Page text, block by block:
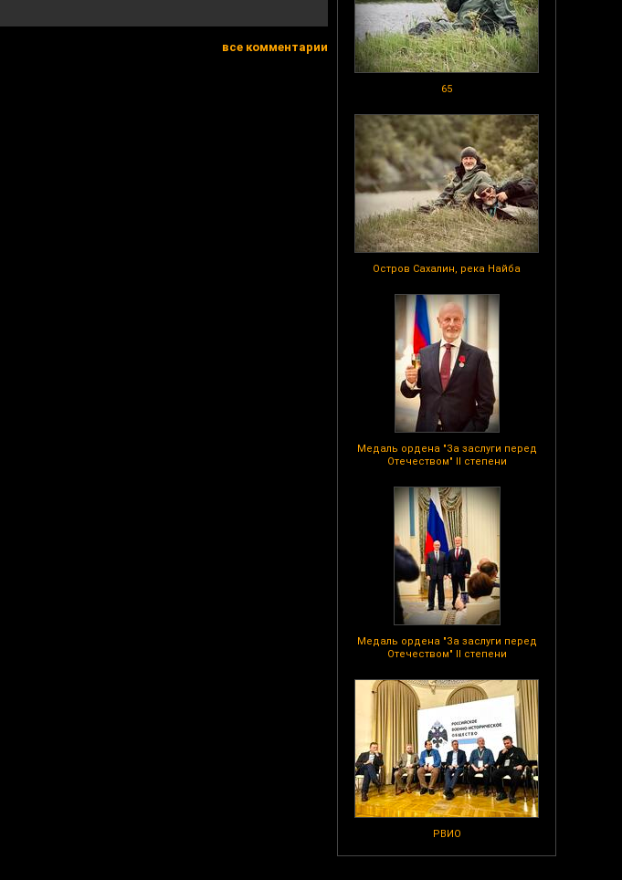
65
Остров Сахалин, река Найба
Медаль ордена "За заслуги перед
Отечеством" II степени
Медаль ордена "За заслуги перед
Отечеством" II степени
РВИО
все комментарии